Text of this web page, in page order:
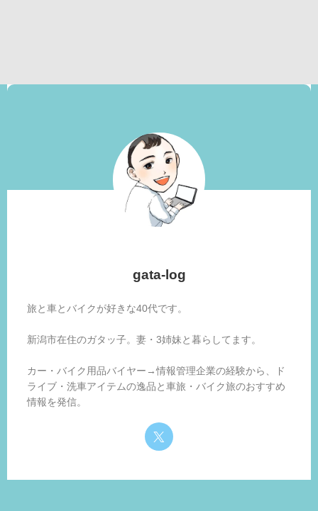
gata-log
旅と車とバイクが好きな40代です。
新潟市在住のガタッ子。妻・3姉妹と暮らしてます。
カー・バイク用品バイヤー→情報管理企業の経験から、ド
ライブ・洗車アイテムの逸品と車旅・バイク旅のおすすめ
情報を発信。